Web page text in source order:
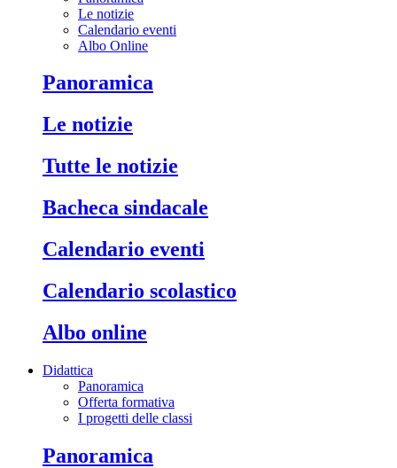
Le notizie
Calendario eventi
Albo Online
panoramica
le notizie
tutte le notizie
bacheca sindacale
calendario eventi
calendario scolastico
albo online
Didattica
Panoramica
Offerta formativa
I progetti delle classi
panoramica